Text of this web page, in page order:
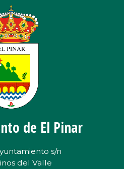
de El Pinar
s/n
del Valle